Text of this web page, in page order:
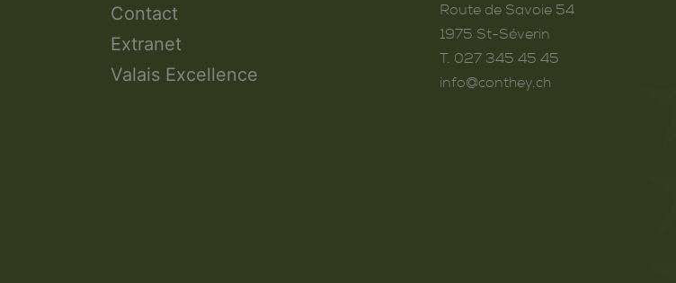
Contact
Extranet
Valais Excellence
Route de Savoie 54
1975 St-Séverin
T. 027 345 45 45
info@conthey.ch